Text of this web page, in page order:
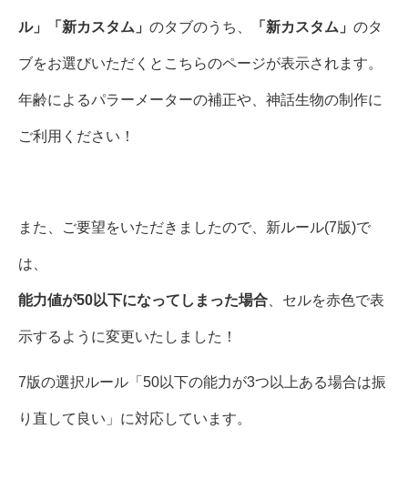
ル」「新カスタム」 のタブのうち、 「新カスタム」 のタ
ブをお選びいただくとこちらのページが表示されます。
年齢によるパラーメーターの補正や、神話生物の制作に
ご利用ください！
また、ご要望をいただきましたので、新ルール(7版)で
は、
能力値が50以下になってしまった場合 、セルを赤色で表
示するように変更いたしました！
7版の選択ルール「50以下の能力が3つ以上ある場合は振
り直して良い」に対応しています。